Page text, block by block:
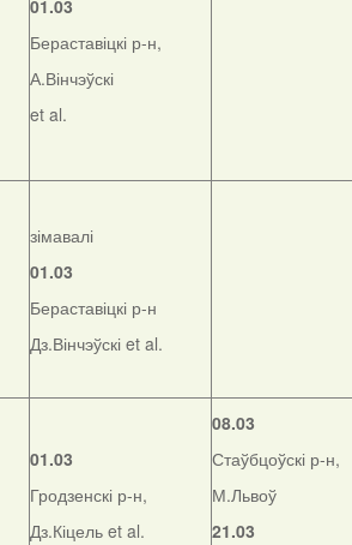
01.03
Бераставіцкі р-н,
А.Вінчэўскі
et al.
зімавалі
01.03
Бераставіцкі р-н
Дз.Вінчэўскі et al.
01.03
Гродзенскі р-н,
Дз.Кіцель et al.
08.03
Стаўбцоўскі р-н,
М.Львоў
21.03